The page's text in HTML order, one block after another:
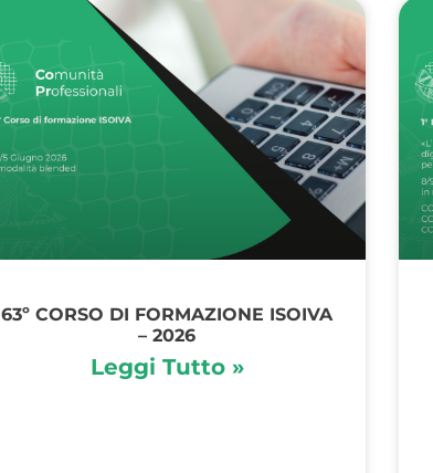
63º CORSO DI FORMAZIONE ISOIVA
– 2026
Leggi Tutto »